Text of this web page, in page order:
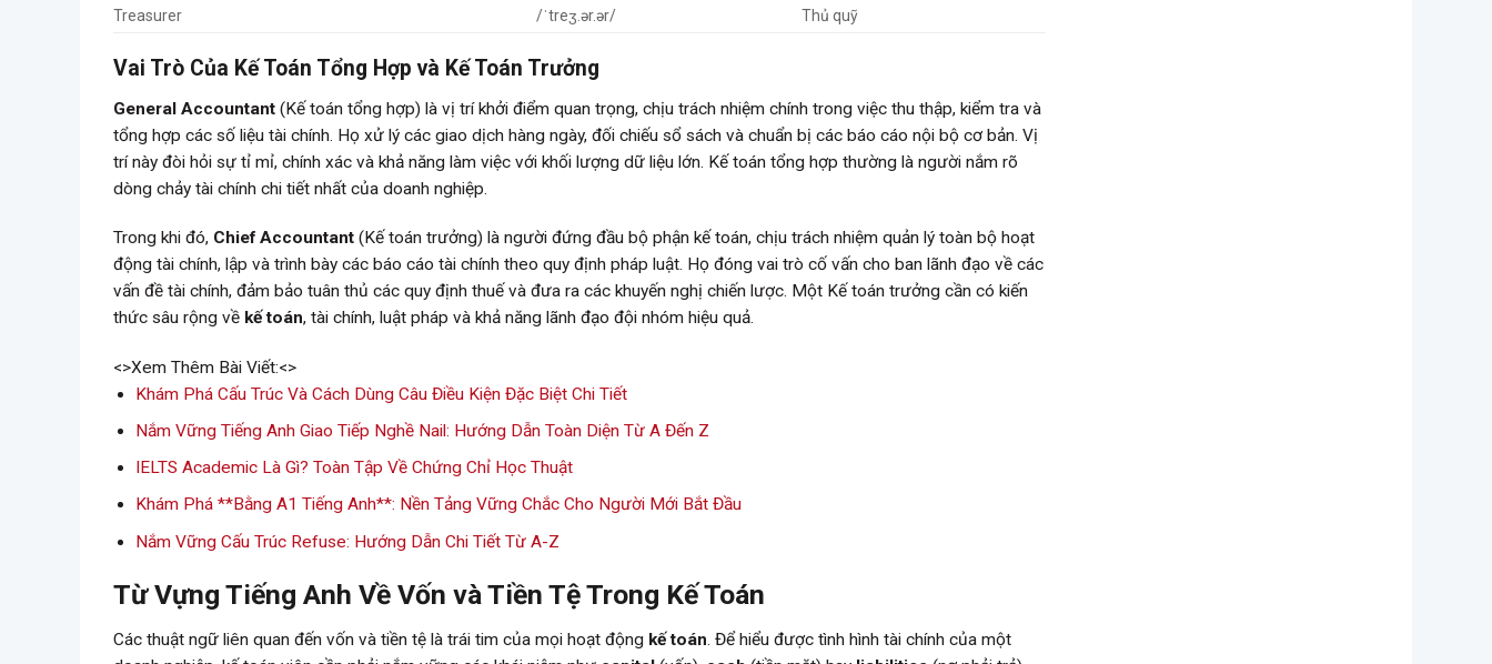
Treasurer
/ˈtreʒ.ər.ər/ Thủ quỹ
Vai Trò Của Kế Toán Tổng Hợp và Kế Toán Trưởng
General Accountant (Kế toán tổng hợp) là vị trí khởi điểm quan trọng, chịu trách nhiệm chính trong việc thu thập, kiểm tra và
tổng hợp các số liệu tài chính. Họ xử lý các giao dịch hàng ngày, đối chiếu sổ sách và chuẩn bị các báo cáo nội bộ cơ bản. Vị
trí này đòi hỏi sự tỉ mỉ, chính xác và khả năng làm việc với khối lượng dữ liệu lớn. Kế toán tổng hợp thường là người nắm rõ
dòng chảy tài chính chi tiết nhất của doanh nghiệp.
Trong khi đó, Chief Accountant (Kế toán trưởng) là người đứng đầu bộ phận kế toán, chịu trách nhiệm quản lý toàn bộ hoạt
động tài chính, lập và trình bày các báo cáo tài chính theo quy định pháp luật. Họ đóng vai trò cố vấn cho ban lãnh đạo về các
vấn đề tài chính, đảm bảo tuân thủ các quy định thuế và đưa ra các khuyến nghị chiến lược. Một Kế toán trưởng cần có kiến
thức sâu rộng về kế toán, tài chính, luật pháp và khả năng lãnh đạo đội nhóm hiệu quả.
<>Xem Thêm Bài Viết:<>
Khám Phá Cấu Trúc Và Cách Dùng Câu Điều Kiện Đặc Biệt Chi Tiết
Nắm Vững Tiếng Anh Giao Tiếp Nghề Nail: Hướng Dẫn Toàn Diện Từ A Đến Z
IELTS Academic Là Gì? Toàn Tập Về Chứng Chỉ Học Thuật
Khám Phá **Bằng A1 Tiếng Anh**: Nền Tảng Vững Chắc Cho Người Mới Bắt Đầu
Nắm Vững Cấu Trúc Refuse: Hướng Dẫn Chi Tiết Từ A-Z
Từ Vựng Tiếng Anh Về Vốn và Tiền Tệ Trong Kế Toán
Các thuật ngữ liên quan đến vốn và tiền tệ là trái tim của mọi hoạt động kế toán. Để hiểu được tình hình tài chính của một